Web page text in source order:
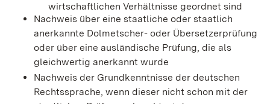
wirtschaftlichen Verhältnisse geordnet sind
Nachweis über eine staatliche oder staatlich
anerkannte Dolmetscher- oder Übersetzerprüfung
oder über eine ausländische Prüfung, die als
gleichwertig anerkannt wurde
Nachweis der Grundkenntnisse der deutschen
Rechtssprache, wenn dieser nicht schon mit der